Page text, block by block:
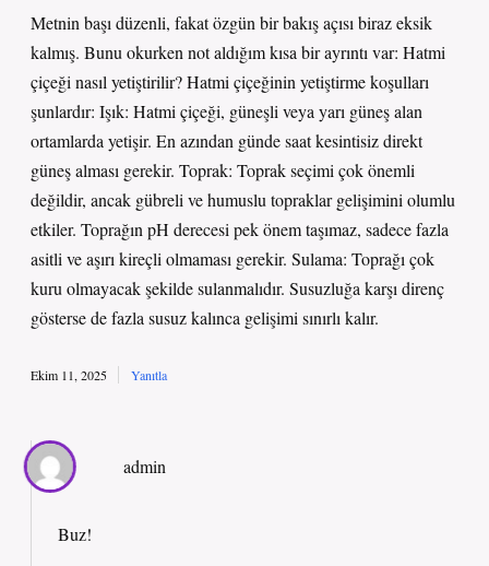
Metnin başı düzenli, fakat özgün bir bakış açısı biraz eksik
kalmış. Bunu okurken not aldığım kısa bir ayrıntı var: Hatmi
çiçeği nasıl yetiştirilir? Hatmi çiçeğinin yetiştirme koşulları
şunlardır: Işık: Hatmi çiçeği, güneşli veya yarı güneş alan
ortamlarda yetişir. En azından günde saat kesintisiz direkt
güneş alması gerekir. Toprak: Toprak seçimi çok önemli
değildir, ancak gübreli ve humuslu topraklar gelişimini olumlu
etkiler. Toprağın pH derecesi pek önem taşımaz, sadece fazla
asitli ve aşırı kireçli olmaması gerekir. Sulama: Toprağı çok
kuru olmayacak şekilde sulanmalıdır. Susuzluğa karşı direnç
gösterse de fazla susuz kalınca gelişimi sınırlı kalır.
Ekim 11, 2025 Yanıtla
admin
Buz!